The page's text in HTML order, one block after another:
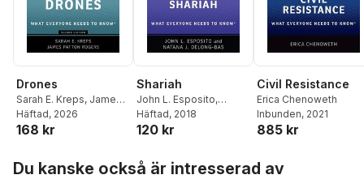
Drones
Sarah E. Kreps, James
Patton Rogers
Häftad, 2026
168 kr
Shariah
John L. Esposito,
Natana J. DeLong-Bas
Häftad, 2018
120 kr
Civil Resistance
Erica Chenoweth
Inbunden, 2021
885 kr
Du kanske också är intresserad av